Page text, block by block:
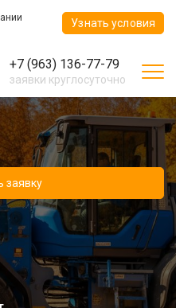
Узнать условия
+7 (963) 136-77-79
заявки круглосуточно
заявку